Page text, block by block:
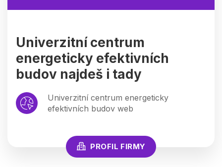
Univerzitní centrum
energeticky efektivních
budov najdeš i tady
Univerzitní centrum energeticky
efektivních budov web
PROFIL FIRMY